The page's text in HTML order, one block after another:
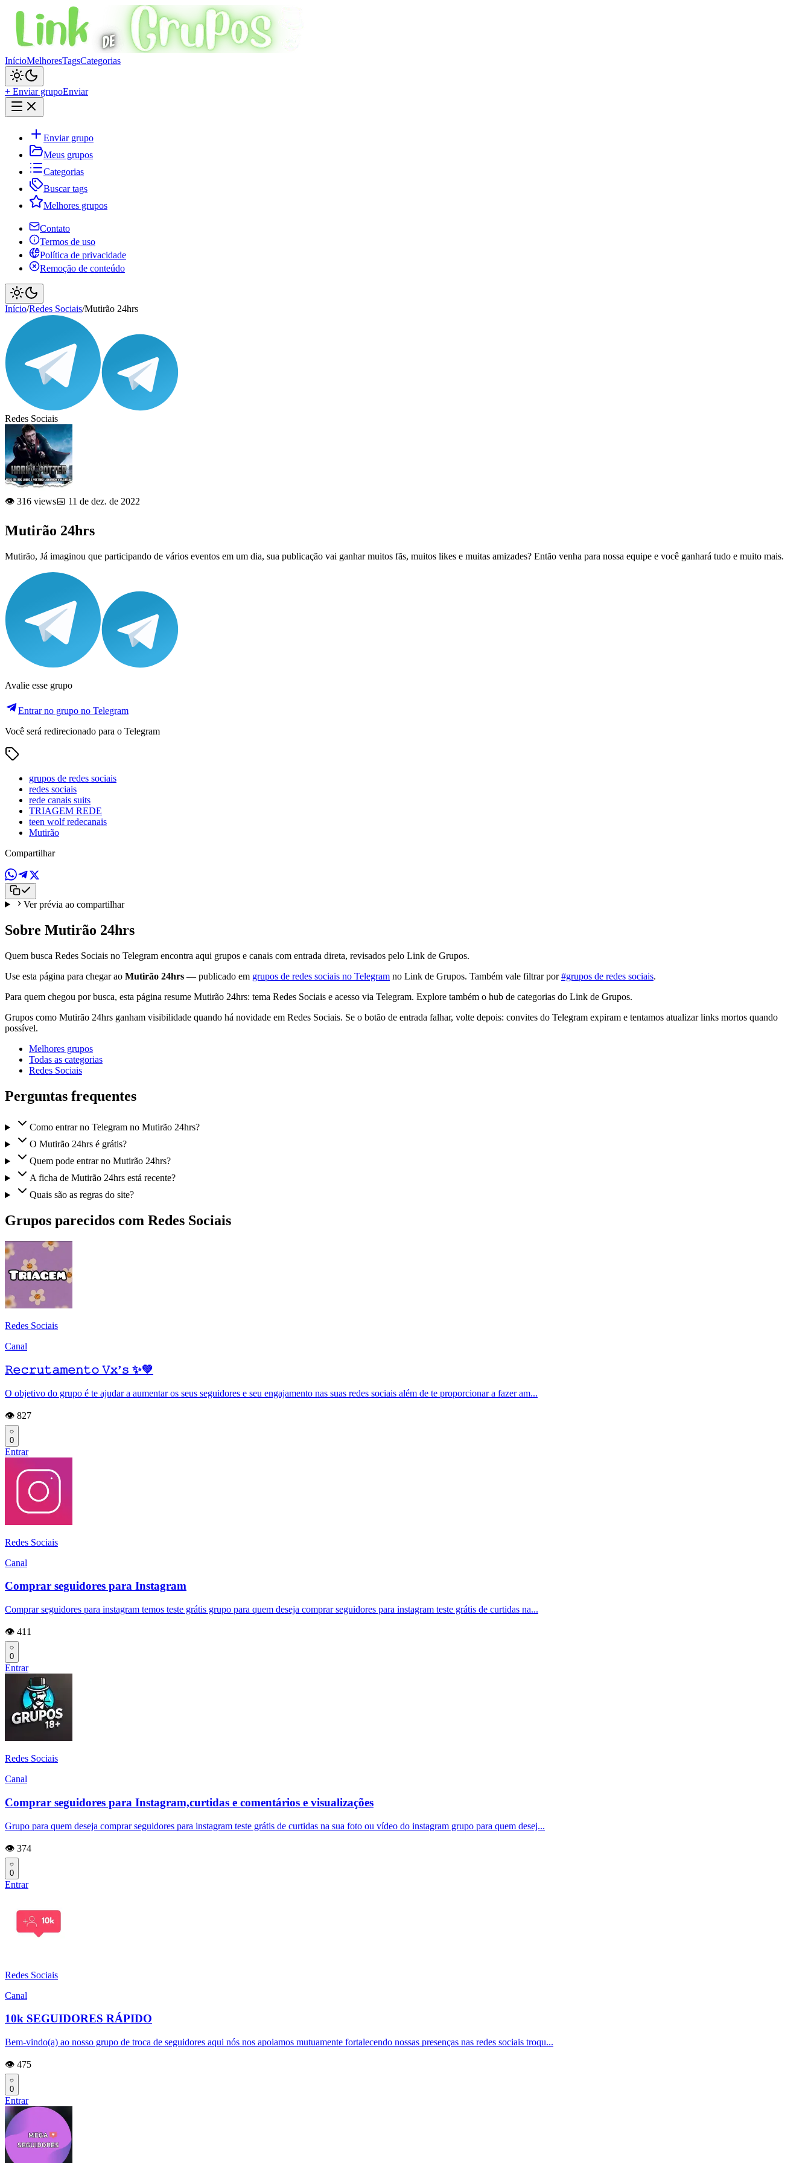
InícioMelhoresTagsCategorias
+ Enviar grupoEnviar
Enviar grupo
Meus grupos
Categorias
Buscar tags
Melhores grupos
Contato
Termos de uso
Política de privacidade
Remoção de conteúdo
Início/Redes Sociais/Mutirão 24hrs
Redes Sociais
👁️ 316 views📅 11 de dez. de 2022
Mutirão 24hrs
Mutirão, Já imaginou que participando de vários eventos em um dia, sua publicação vai ganhar muitos fãs, muitos likes e muitas amizades? Então venha para nossa equipe e você ganhará tudo e muito mais.
Avalie esse grupo
Entrar no grupo no Telegram
Você será redirecionado para o Telegram
grupos de redes sociais
redes sociais
rede canais suits
TRIAGEM REDE
teen wolf redecanais
Mutirão
Compartilhar
Ver prévia ao compartilhar
Sobre Mutirão 24hrs
Quem busca Redes Sociais no Telegram encontra aqui grupos e canais com entrada direta, revisados pelo Link de Grupos.
Use esta página para chegar ao Mutirão 24hrs — publicado em grupos de redes sociais no Telegram no Link de Grupos. Também vale filtrar por#grupos de redes sociais.
Para quem chegou por busca, esta página resume Mutirão 24hrs: tema Redes Sociais e acesso via Telegram. Explore também o hub de categorias do Link de Grupos.
Grupos como Mutirão 24hrs ganham visibilidade quando há novidade em Redes Sociais. Se o botão de entrada falhar, volte depois: convites do Telegram expiram e tentamos atualizar links mortos quando
possível.
Melhores grupos
Todas as categorias
Redes Sociais
Perguntas frequentes
Como entrar no Telegram no Mutirão 24hrs?
O Mutirão 24hrs é grátis?
Quem pode entrar no Mutirão 24hrs?
A ficha de Mutirão 24hrs está recente?
Quais são as regras do site?
Grupos parecidos com Redes Sociais
Redes Sociais
Canal
𝚁𝚎𝚌𝚛𝚞𝚝𝚊𝚖𝚎𝚗𝚝𝚘 𝚅𝚡’𝚜 ✨💚
O objetivo do grupo é te ajudar a aumentar os seus seguidores e seu engajamento nas suas redes sociais além de te proporcionar a fazer am...
👁️ 827
0
Entrar
Redes Sociais
Canal
Comprar seguidores para Instagram
Comprar seguidores para instagram temos teste grátis grupo para quem deseja comprar seguidores para instagram teste grátis de curtidas na...
👁️ 411
0
Entrar
Redes Sociais
Canal
Comprar seguidores para Instagram,curtidas e comentários e visualizações
Grupo para quem deseja comprar seguidores para instagram teste grátis de curtidas na sua foto ou vídeo do instagram grupo para quem desej...
👁️ 374
0
Entrar
Redes Sociais
Canal
10k SEGUIDORES RÁPIDO
Bem-vindo(a) ao nosso grupo de troca de seguidores aqui nós nos apoiamos mutuamente fortalecendo nossas presenças nas redes sociais troqu...
👁️ 475
0
Entrar